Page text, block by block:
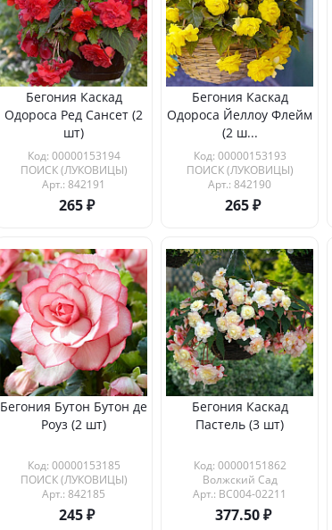
Бегония Каскад
Одороса Ред Сансет (2
шт)
Код: 00000153194
ПОИСК (ЛУКОВИЦЫ)
Арт.: 842191
265
Бегония Каскад
Одороса Йеллоу Флейм
(2 ш...
Код: 00000153193
ПОИСК (ЛУКОВИЦЫ)
Арт.: 842190
265
Бегония Бутон Бутон де
Роуз (2 шт)
Код: 00000153185
ПОИСК (ЛУКОВИЦЫ)
Арт.: 842185
245
Бегония Каскад
Пастель (3 шт)
Код: 00000151862
Волжский Сад
Арт.: ВС004-02211
377.50